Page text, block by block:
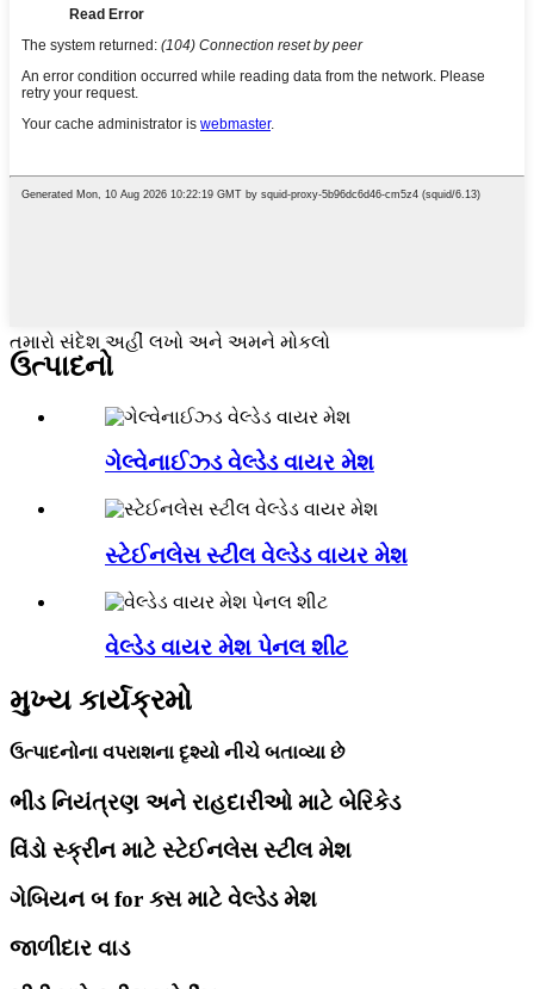
તમારો સંદેશ અહીં લખો અને અમને મોકલો
ઉત્પાદનો
ગેલ્વેનાઈઝ્ડ વેલ્ડેડ વાયર મેશ
સ્ટેઈનલેસ સ્ટીલ વેલ્ડેડ વાયર મેશ
વેલ્ડેડ વાયર મેશ પેનલ શીટ
મુખ્ય કાર્યક્રમો
ઉત્પાદનોના વપરાશના દૃશ્યો નીચે બતાવ્યા છે
ભીડ નિયંત્રણ અને રાહદારીઓ માટે બેરિકેડ
વિંડો સ્ક્રીન માટે સ્ટેઈનલેસ સ્ટીલ મેશ
ગેબિયન બ for ક્સ માટે વેલ્ડેડ મેશ
જાળીદાર વાડ